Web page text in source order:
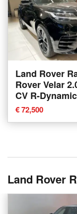
Land Rover
Rover Velar
CV R-
nuova a
€ 72,500
Land Rover